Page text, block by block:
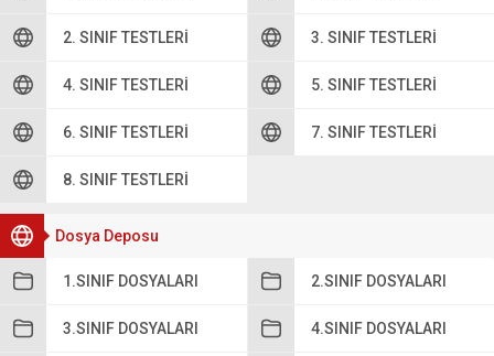
2. SINIF TESTLERI 3. SINIF TESTLERI
4. SINIF TESTLERI 5. SINIF TESTLERI
6. SINIF TESTLERI 7. SINIF TESTLERI
8. SINIF TESTLERI
Dosya Deposu
1.SINIF DOSYALARI 2.SINIF DOSYALARI
3.SINIF DOSYALARI 4.SINIF DOSYALARI